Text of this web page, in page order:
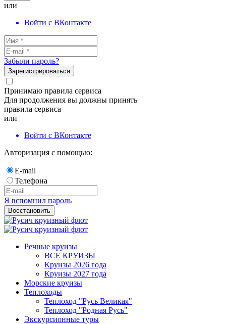
или
Войти с ВКонтакте
Забыли пароль?
Зарегистрироваться
Принимаю правила сервиса
Для продолжения вы должны принять
правила сервиса
или
Войти с ВКонтакте
Авторизация с помощью:
E-mail
Телефона
Я вспомнил пароль
Восстановить
Речные круизы
ВСЕ КРУИЗЫ
Круизы 2026 года
Круизы 2027 года
Морские круизы
Теплоходы
Теплоход "Русь Великая"
Теплоход "Родная Русь"
Экскурсионные туры